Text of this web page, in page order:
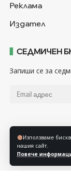
Използваме
нашия сайт.
Повече
Реклама
Издател
СЕДМИЧЕН
Запиши се за